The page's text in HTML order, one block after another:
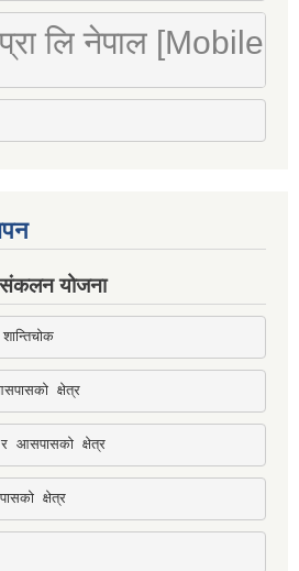
प्रा लि नेपाल [Mobile
संकलन योजना
क्षेत्र
आसपासको क्षेत्र
क्षेत्र